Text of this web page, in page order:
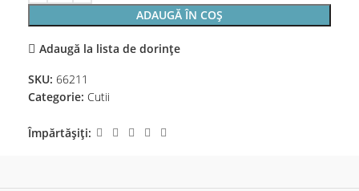
ADAUGĂ ÎN COȘ
Adaugă la lista de dorințe
SKU: 66211
Categorie: Cutii
Împărtășiți: